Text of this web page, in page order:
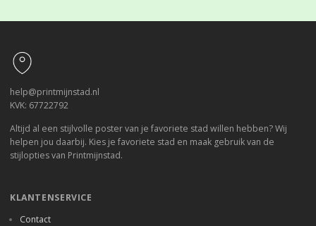
help@printmijnstad.nl
KVK: 67722792
Altijd al een stijlvolle poster van je favoriete stad willen hebben? Wij
helpen jou daarbij. Kies je favoriete stad en maak gebruik van de
stijlopties van Printmijnstad.
KLANTENSERVICE
Contact